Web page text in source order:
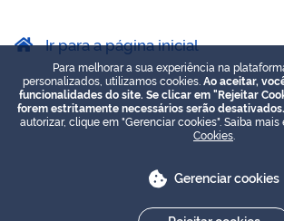
Ir para a página inicial
Para melhorar a sua experiência na
personalizados, utilizamos cookies. Ao aceitar,
funcionalidades do site. Se clicar em "Rejeitar
forem estritamente necessários serão desativados.
autorizar, clique em "Gerenciar cookies". Saiba mais
Cookies
Gerenciar cookies